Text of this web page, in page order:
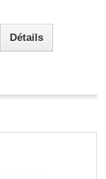
Détails